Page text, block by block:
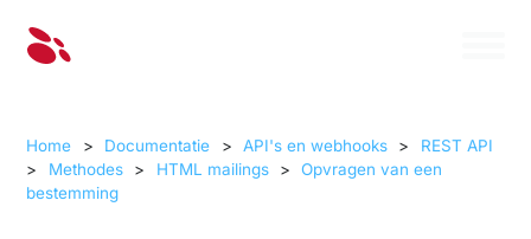
Home > Documentatie > API's en webhooks >
REST API
>
Methodes > HTML mailings >
Opvragen van een
bestemming